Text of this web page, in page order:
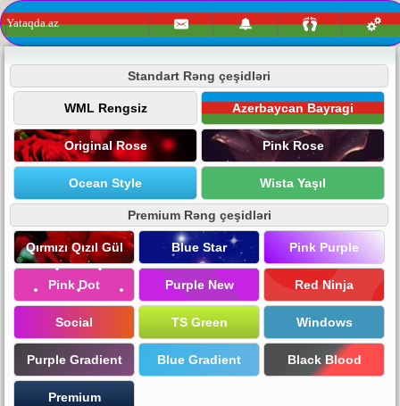
Yataqda.az
Standart Rəng çeşidləri
WML Rengsiz Azerbaycan Bayragi
Original Rose Pink Rose
Ocean Style Wista Yaşıl
Premium Rəng çeşidləri
Qırmızı Qızıl Gül Blue Star Pink Purple
Pink Dot Purple New Red Ninja
Social TS Green Windows
Purple Gradient Blue Gradient Black Blood
Premium